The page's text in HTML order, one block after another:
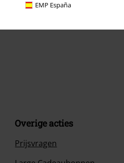
EMP España
Overige acties
Prijsvragen